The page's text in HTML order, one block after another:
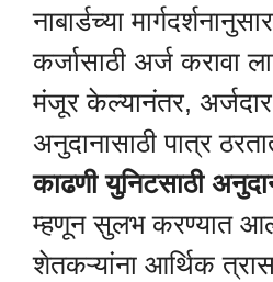
नाबार्डच्या
कर्जासाठी अर्ज करावा
मंजूर केल्यानंतर,
अनुदानासाठी पात्र
काढणी युनिटसाठी
म्हणून सुलभ करण्यात
शेतकऱ्यांना आर्थिक